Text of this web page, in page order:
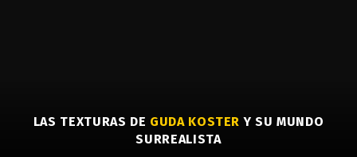
LAS TEXTURAS DE GUDA KOSTER Y SU MUNDO
SURREALISTA